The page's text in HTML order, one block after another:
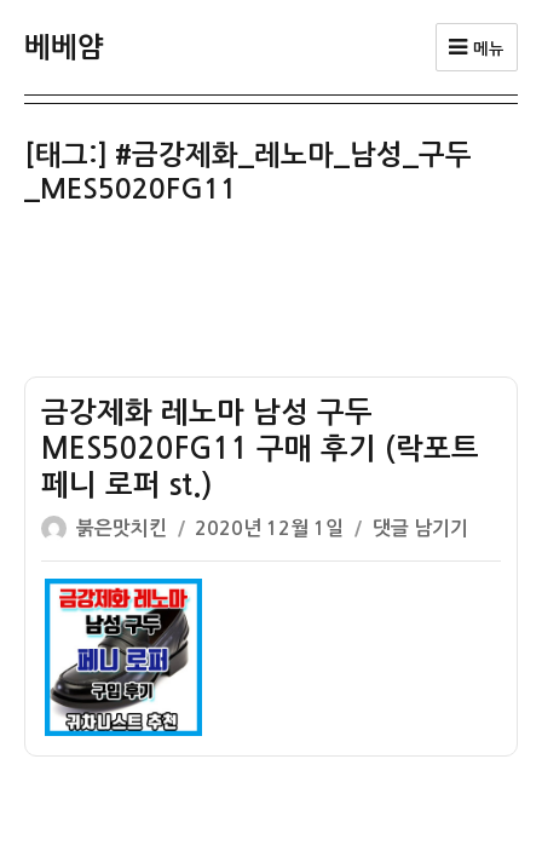
베베얌 메뉴
[태그:] #금강제화_레노마_남성_구두
_MES5020FG11
금강제화 레노마 남성 구두
MES5020FG11 구매 후기 (락포트
페니 로퍼 st.)
글
쓴
이
붉은맛치킨
작
성
일
2020년 12월 1일
금
강
댓글 남기기